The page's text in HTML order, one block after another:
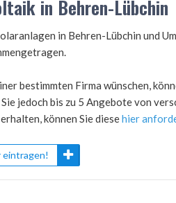
in Behren-Lübchin
in Behren-Lübchin und
bestimmten Firma wünschen,
jedoch bis zu 5 Angebote von
können Sie diesehier
eintragen!